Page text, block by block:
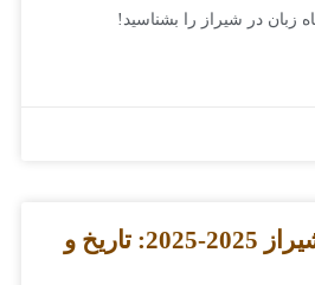
ثبت نام آیلتس شیراز 2025-2025: تاریخ و